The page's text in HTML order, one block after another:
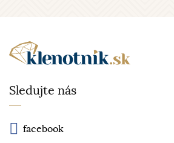
Sledujte nás
facebook